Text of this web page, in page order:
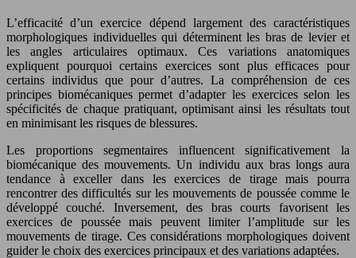
L’efficacité d’un exercice dépend largement des caractéristiques
morphologiques individuelles qui déterminent les bras de levier et
les angles articulaires optimaux. Ces variations anatomiques
expliquent pourquoi certains exercices sont plus efficaces pour
certains individus que pour d’autres. La compréhension de ces
principes biomécaniques permet d’adapter les exercices selon les
spécificités de chaque pratiquant, optimisant ainsi les résultats tout
en minimisant les risques de blessures.
Les proportions segmentaires influencent significativement la
biomécanique des mouvements. Un individu aux bras longs aura
tendance à exceller dans les exercices de tirage mais pourra
rencontrer des difficultés sur les mouvements de poussée comme le
développé couché. Inversement, des bras courts favorisent les
exercices de poussée mais peuvent limiter l’amplitude sur les
mouvements de tirage. Ces considérations morphologiques doivent
guider le choix des exercices principaux et des variations adaptées.